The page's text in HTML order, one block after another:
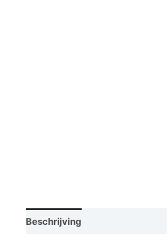
Beschrijving